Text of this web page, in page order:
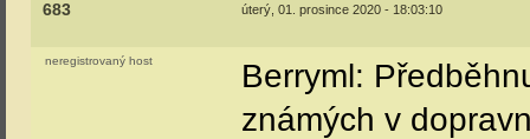
683 úterý, 01. prosince 2020 - 18:03:10
neregistrovaný host
Berryml:
známých v